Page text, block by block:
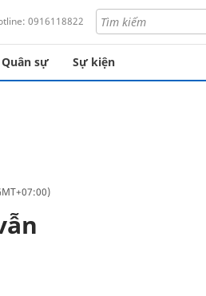
0916118822
Quân sự Sự kiện